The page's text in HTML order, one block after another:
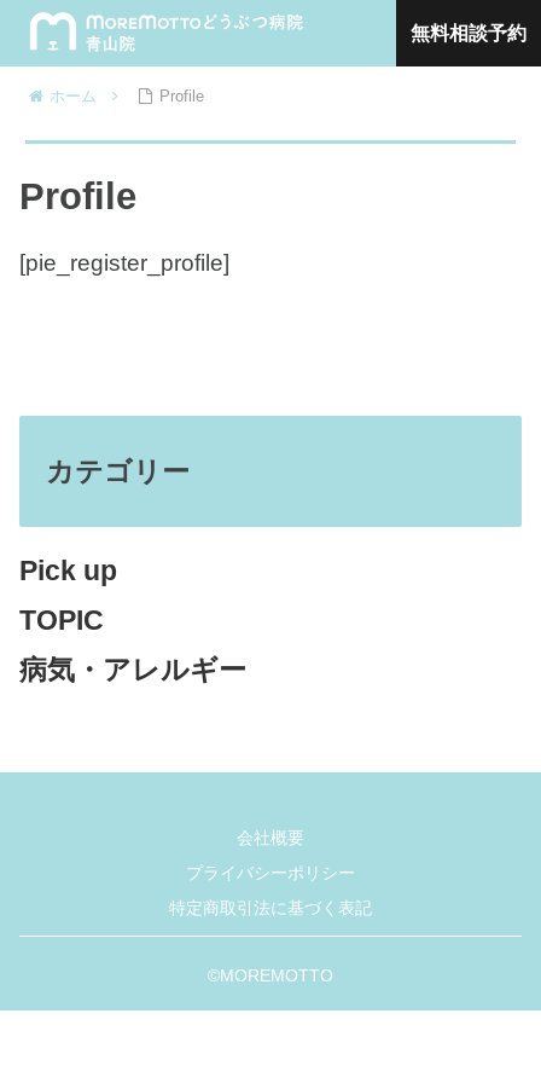
無料相談予約
ホーム Profile
Profile
[pie_register_profile]
カテゴリー
Pick up
TOPIC
病気・アレルギー
会社概要
プライバシーポリシー
特定商取引法に基づく表記
©︎MOREMOTTO